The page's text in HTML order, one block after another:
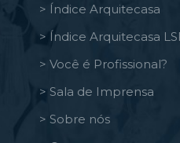
> Índice Arquitecasa
> Índice Arquitecasa
> Você é Profissional?
> Sala de Imprensa
> Sobre nós